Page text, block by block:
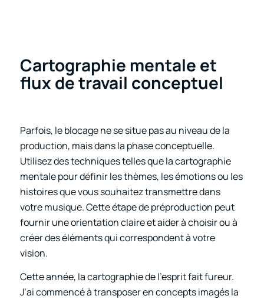
Cartographie mentale et
flux de travail conceptuel
Parfois, le blocage ne se situe pas au niveau de la
production, mais dans la phase conceptuelle.
Utilisez des techniques telles que la cartographie
mentale pour définir les thèmes, les émotions ou les
histoires que vous souhaitez transmettre dans
votre musique. Cette étape de préproduction peut
fournir une orientation claire et aider à choisir ou à
créer des éléments qui correspondent à votre
vision.
Cette année, la cartographie de l’esprit fait fureur.
J’ai commencé à transposer en concepts imagés la